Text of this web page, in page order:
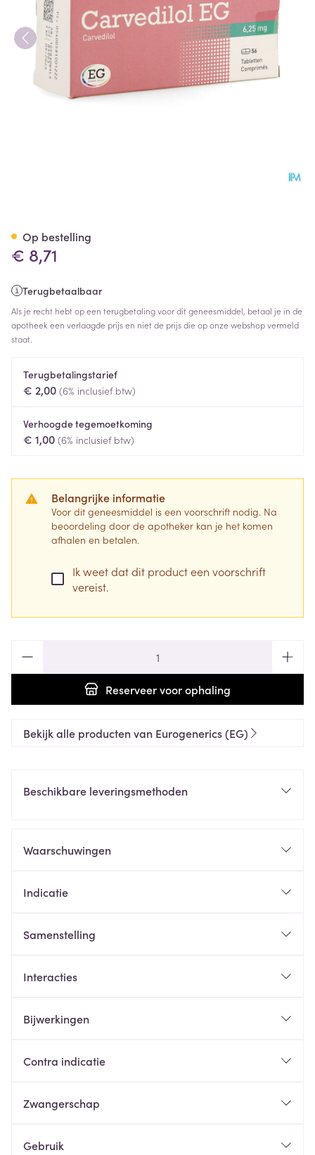
€ 8,71
Terugbetaalbaar
Als je recht hebt op een terugbetaling voor dit geneesmiddel, betaal je in de
apotheek een verlaagde prijs en niet de prijs die op onze webshop vermeld
staat.
Terugbetalingstarief
€ 2,00 (6% inclusief btw)
Verhoogde tegemoetkoming
€ 1,00 (6% inclusief btw)
Belangrijke informatie
Voor dit geneesmiddel is een voorschrift nodig. Na
beoordeling door de apotheker kan je het komen
afhalen en betalen.
Ik weet dat dit product een voorschrift
vereist.
Reserveervoor ophaling
Op bestelling
Bekijk alle producten van Eurogenerics (EG)
Beschikbare leveringsmethoden
Waarschuwingen
Indicatie
Samenstelling
Interacties
Bijwerkingen
Contra indicatie
Zwangerschap
Gebruik